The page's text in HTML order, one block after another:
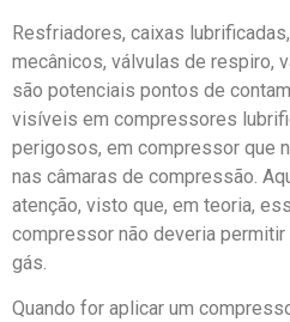
Resfriadores, caixas
mecânicos, válvulas de respiro,
são potenciais pontos de
visíveis em compressores
perigosos, em compressor que
nas câmaras de compressão.
atenção, visto que, em teoria,
compressor não deveria
gás.
Quando for aplicar um